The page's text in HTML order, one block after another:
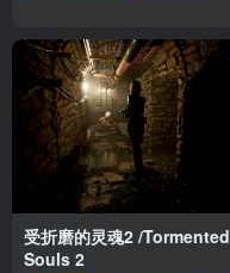
受折磨的灵魂2 /Tormented
Souls 2